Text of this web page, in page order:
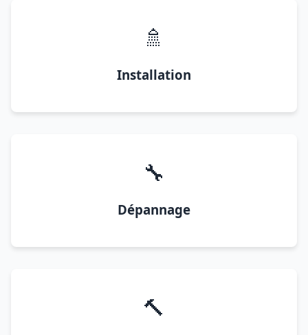
🚿
Installation
🔧
Dépannage
🔨